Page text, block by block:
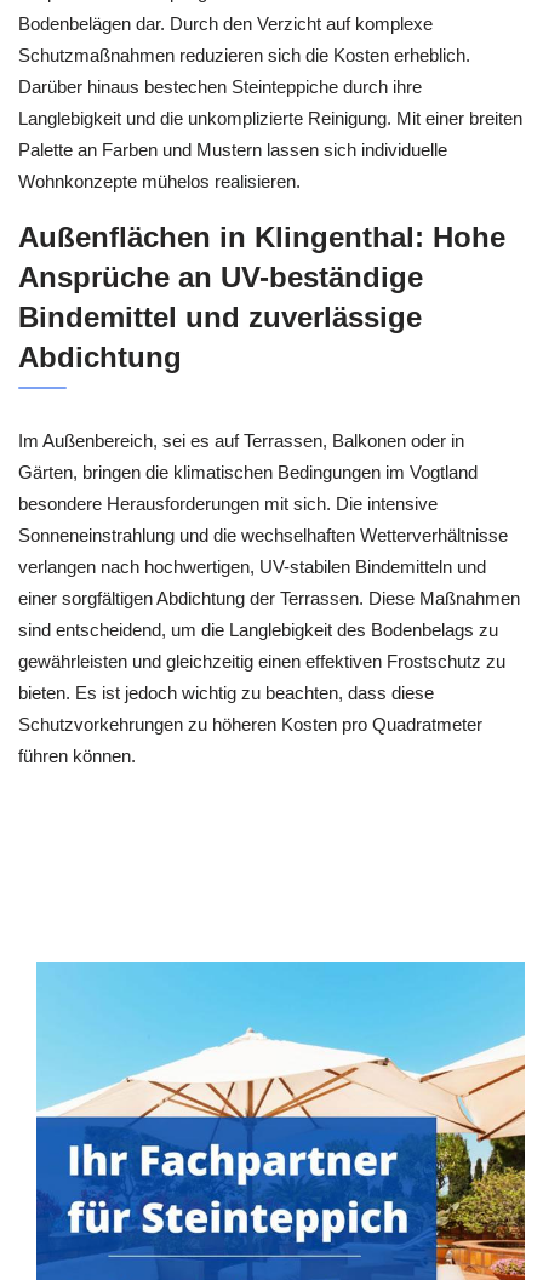
Bodenbelägen dar. Durch den Verzicht auf komplexe
Schutzmaßnahmen reduzieren sich die Kosten erheblich.
Darüber hinaus bestechen Steinteppiche durch ihre
Langlebigkeit und die unkomplizierte Reinigung. Mit einer breiten
Palette an Farben und Mustern lassen sich individuelle
Wohnkonzepte mühelos realisieren.
Außenflächen in Klingenthal: Hohe
Ansprüche an UV-beständige
Bindemittel und zuverlässige
Abdichtung
Im Außenbereich, sei es auf Terrassen, Balkonen oder in
Gärten, bringen die klimatischen Bedingungen im Vogtland
besondere Herausforderungen mit sich. Die intensive
Sonneneinstrahlung und die wechselhaften Wetterverhältnisse
verlangen nach hochwertigen, UV-stabilen Bindemitteln und
einer sorgfältigen Abdichtung der Terrassen. Diese Maßnahmen
sind entscheidend, um die Langlebigkeit des Bodenbelags zu
gewährleisten und gleichzeitig einen effektiven Frostschutz zu
bieten. Es ist jedoch wichtig zu beachten, dass diese
Schutzvorkehrungen zu höheren Kosten pro Quadratmeter
führen können.